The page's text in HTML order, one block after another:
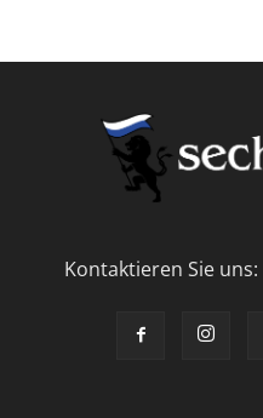
Kontaktieren Sie uns: